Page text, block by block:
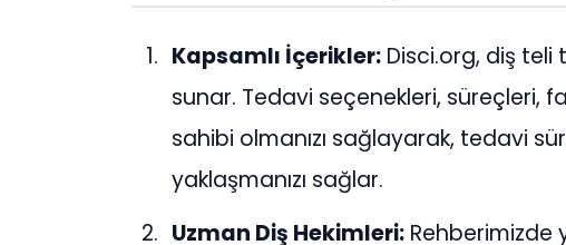
Kapsamlı İçerikler: Disci.org, diş teli
sunar. Tedavi seçenekleri, süreçleri,
sahibi olmanızı sağlayarak, tedavi
yaklaşmanızı sağlar.
Uzman Diş Hekimleri: Rehberimizde